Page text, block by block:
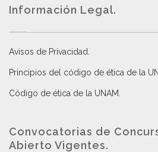
Información Legal.
Avisos de Privacidad
Principios del código de ética de la
Código de ética de la UNAM
Convocatorias de
Abierto Vigentes.